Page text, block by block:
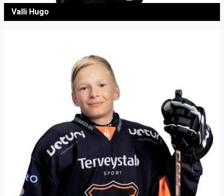
Valli Hugo